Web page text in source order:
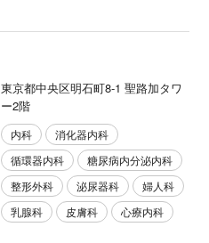
東京都中央区明石町8-1 聖路加タワ
ー2階
内科
消化器内科
循環器内科
糖尿病内分泌内科
整形外科
泌尿器科
婦人科
乳腺科
皮膚科 心療内科